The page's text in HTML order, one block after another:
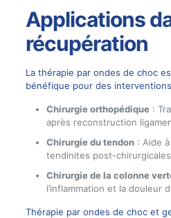
Applications
récupération
La thérapie par ondes de choc
bénéfique pour des
Chirurgie orthopédique:
après reconstruction
Chirurgie du tendon: Aide à
tendinites post-
Chirurgie de la colonne
l’inflammation et la douleur
Thérapie par ondes de choc et